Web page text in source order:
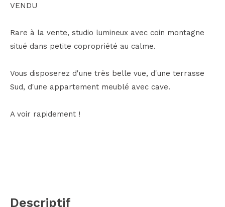
VENDU
Rare à la vente, studio lumineux avec coin montagne
situé dans petite copropriété au calme.
Vous disposerez d'une très belle vue, d'une terrasse
Sud, d'une appartement meublé avec cave.
A voir rapidement !
descriptif